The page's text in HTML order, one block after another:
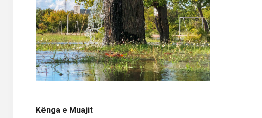
Kënga e Muajit